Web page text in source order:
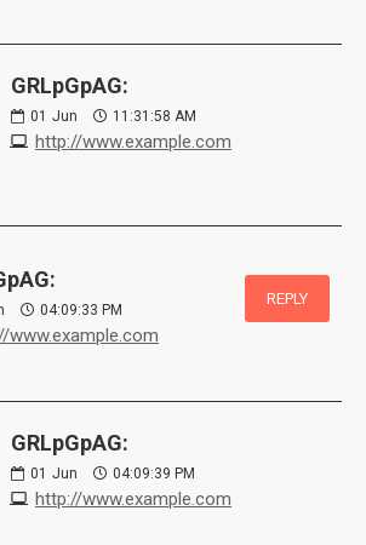
GRLpGpAG:
01 Jun 11:31:58 AM
http://www.example.com
04:09:33 PM
www.example.com
REPLY
GRLpGpAG:
01 Jun 04:09:39 PM
http://www.example.com